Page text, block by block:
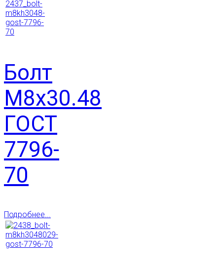
Болт
М8х30.48
ГОСТ
7796-
70
Подробнее...